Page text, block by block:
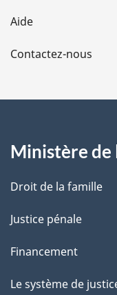
l
a
e
Aide
Contactez-nous
Ministère de
Droit de la famille
Justice pénale
Financement
Le système de